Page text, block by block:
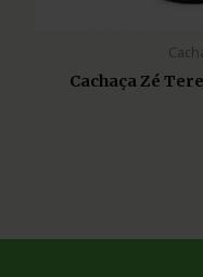
Cachaça Zé